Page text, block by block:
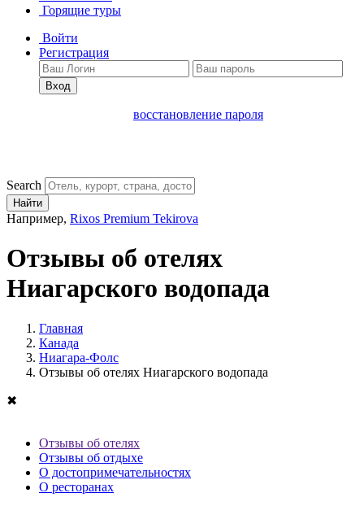
Горящие туры
Войти
Регистрация
Вход
восстановление пароля
Search
Найти
Например, Rixos Premium Tekirova
Отзывы об отелях
Ниагарского водопада
Главная
Канада
Ниагара-Фолс
Отзывы об отелях Ниагарского водопада
✖
Отзывы об отелях
Отзывы об отдыхе
О достопримечательностях
О ресторанах